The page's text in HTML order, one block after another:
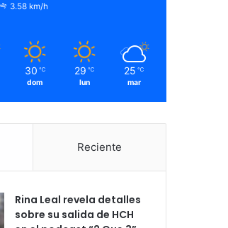
3.58 km/h
30 ℃
dom
29 ℃
lun
25 ℃
mar
Reciente
Rina Leal revela detalles
sobre su salida de HCH